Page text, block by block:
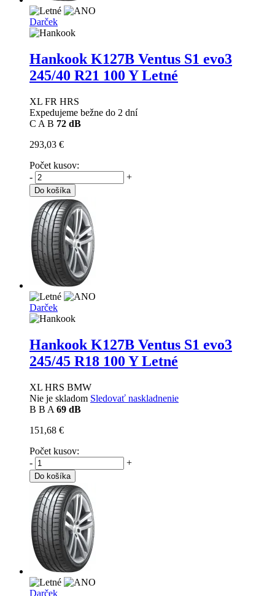
Darček
Hankook K127B Ventus S1 evo3
245/40 R21 100 Y Letné
XL FR HRS
Expedujeme bežne do 2 dní
C A B 72 dB
293,03 €
Počet kusov:
-
+
Do košíka
Darček
Hankook K127B Ventus S1 evo3
245/45 R18 100 Y Letné
XL HRS BMW
Nie je skladom Sledovať naskladnenie
B B A 69 dB
151,68 €
Počet kusov:
-
+
Do košíka
Darček